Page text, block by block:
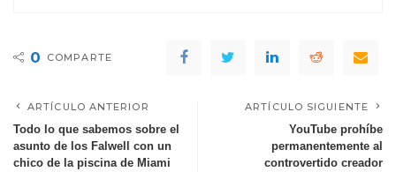
0 COMPARTE
ARTÍCULO ANTERIOR
Todo lo que sabemos sobre el
asunto de los Falwell con un
chico de la piscina de Miami
ARTÍCULO SIGUIENTE
YouTube prohíbe
permanentemente al
controvertido creador